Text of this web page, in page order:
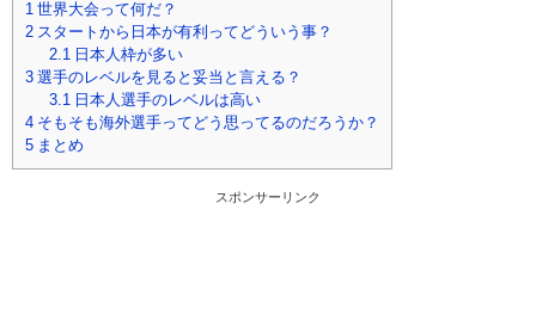
1 世界大会って何だ？
2 スタートから日本が有利ってどういう事？
2.1
日本人枠が多い
3 選手のレベルを見ると妥当と言える？
3.1
日本人選手のレベルは高い
4 そもそも海外選手ってどう思ってるのだろうか？
5 まとめ
スポンサーリンク